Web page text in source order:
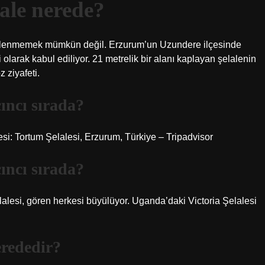
nerede?
mümkün değil. Erzurum’un Uzundere ilçesinde
kabul ediliyor. 21 metrelik bir alanı kaplayan şelalenin
ziyafeti.
sırada?
Tortum Şelalesi, Erzurum, Türkiye – Tripadvisor
sırada?
gören herkesi büyülüyor. Uganda’daki Victoria Şelalesi